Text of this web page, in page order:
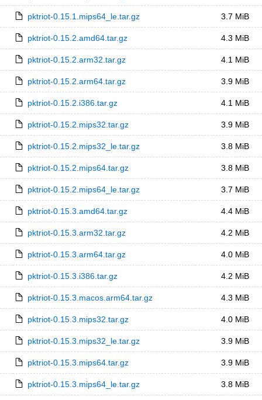
pktriot-0.15.1.mips64_le.tar.gz 3.7 MiB
pktriot-0.15.2.amd64.tar.gz 4.3 MiB
pktriot-0.15.2.arm32.tar.gz 4.1 MiB
pktriot-0.15.2.arm64.tar.gz 3.9 MiB
pktriot-0.15.2.i386.tar.gz 4.1 MiB
pktriot-0.15.2.mips32.tar.gz 3.9 MiB
pktriot-0.15.2.mips32_le.tar.gz 3.8 MiB
pktriot-0.15.2.mips64.tar.gz 3.8 MiB
pktriot-0.15.2.mips64_le.tar.gz 3.7 MiB
pktriot-0.15.3.amd64.tar.gz 4.4 MiB
pktriot-0.15.3.arm32.tar.gz 4.2 MiB
pktriot-0.15.3.arm64.tar.gz 4.0 MiB
pktriot-0.15.3.i386.tar.gz 4.2 MiB
pktriot-0.15.3.macos.arm64.tar.gz 4.3 MiB
pktriot-0.15.3.mips32.tar.gz 4.0 MiB
pktriot-0.15.3.mips32_le.tar.gz 3.9 MiB
pktriot-0.15.3.mips64.tar.gz 3.9 MiB
pktriot-0.15.3.mips64_le.tar.gz 3.8 MiB